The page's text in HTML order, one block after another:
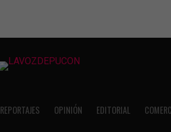
REPORTAJES OPINIÓN EDITORIAL